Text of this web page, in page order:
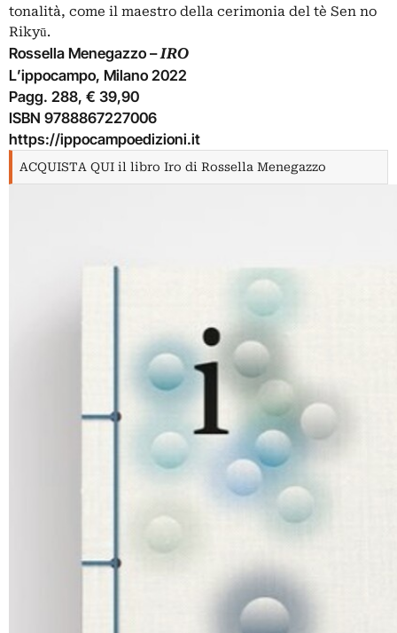
tonalità, come il maestro della cerimonia del tè Sen no
Rikyū.
Rossella Menegazzo –IRO
L’ippocampo, Milano 2022
Pagg. 288, € 39,90
ISBN 9788867227006
https://ippocampoedizioni.it
ACQUISTA QUI il libro Iro di Rossella Menegazzo